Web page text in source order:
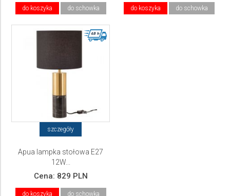
do koszyka do schowka do koszyka do schowka
szczegóły
Apua lampka stołowa E27
12W...
Cena: 829 PLN
do koszyka do schowka